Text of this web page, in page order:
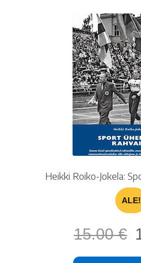
Heikki Roiko-Jokela:
ALE!
15.00€
oli: